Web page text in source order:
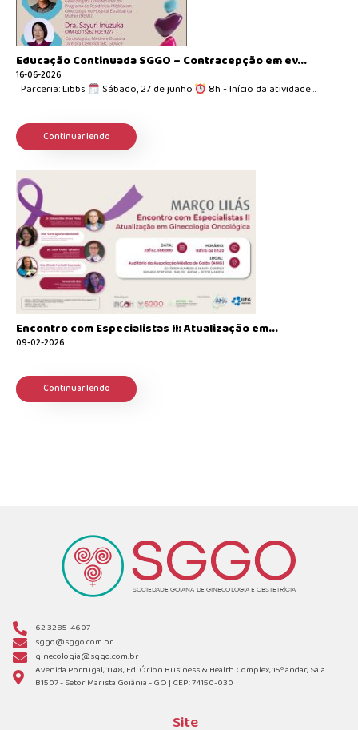
Educação Continuada SGGO – Contracepção em ev...
16-06-2026
Parceria: Libbs Sábado, 27 de junho 8h - Início da atividade...
Continuar lendo
Encontro com Especialistas II: Atualização em...
09-02-2026
Continuar lendo
62 3285-4607
sggo@sggo.com.br
ginecologia@sggo.com.br
Avenida Portugal, 1148, Ed. Órion Business & Health Complex, 15º andar, Sala
B1507 - Setor Marista Goiânia - GO | CEP: 74150-030
Site